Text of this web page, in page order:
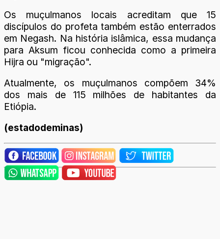
Os muçulmanos locais acreditam que 15
discípulos do profeta também estão enterrados
em Negash. Na história islâmica, essa mudança
para Aksum ficou conhecida como a primeira
Hijra ou "migração".
Atualmente, os muçulmanos compõem 34%
dos mais de 115 milhões de habitantes da
Etiópia.
(estadodeminas)